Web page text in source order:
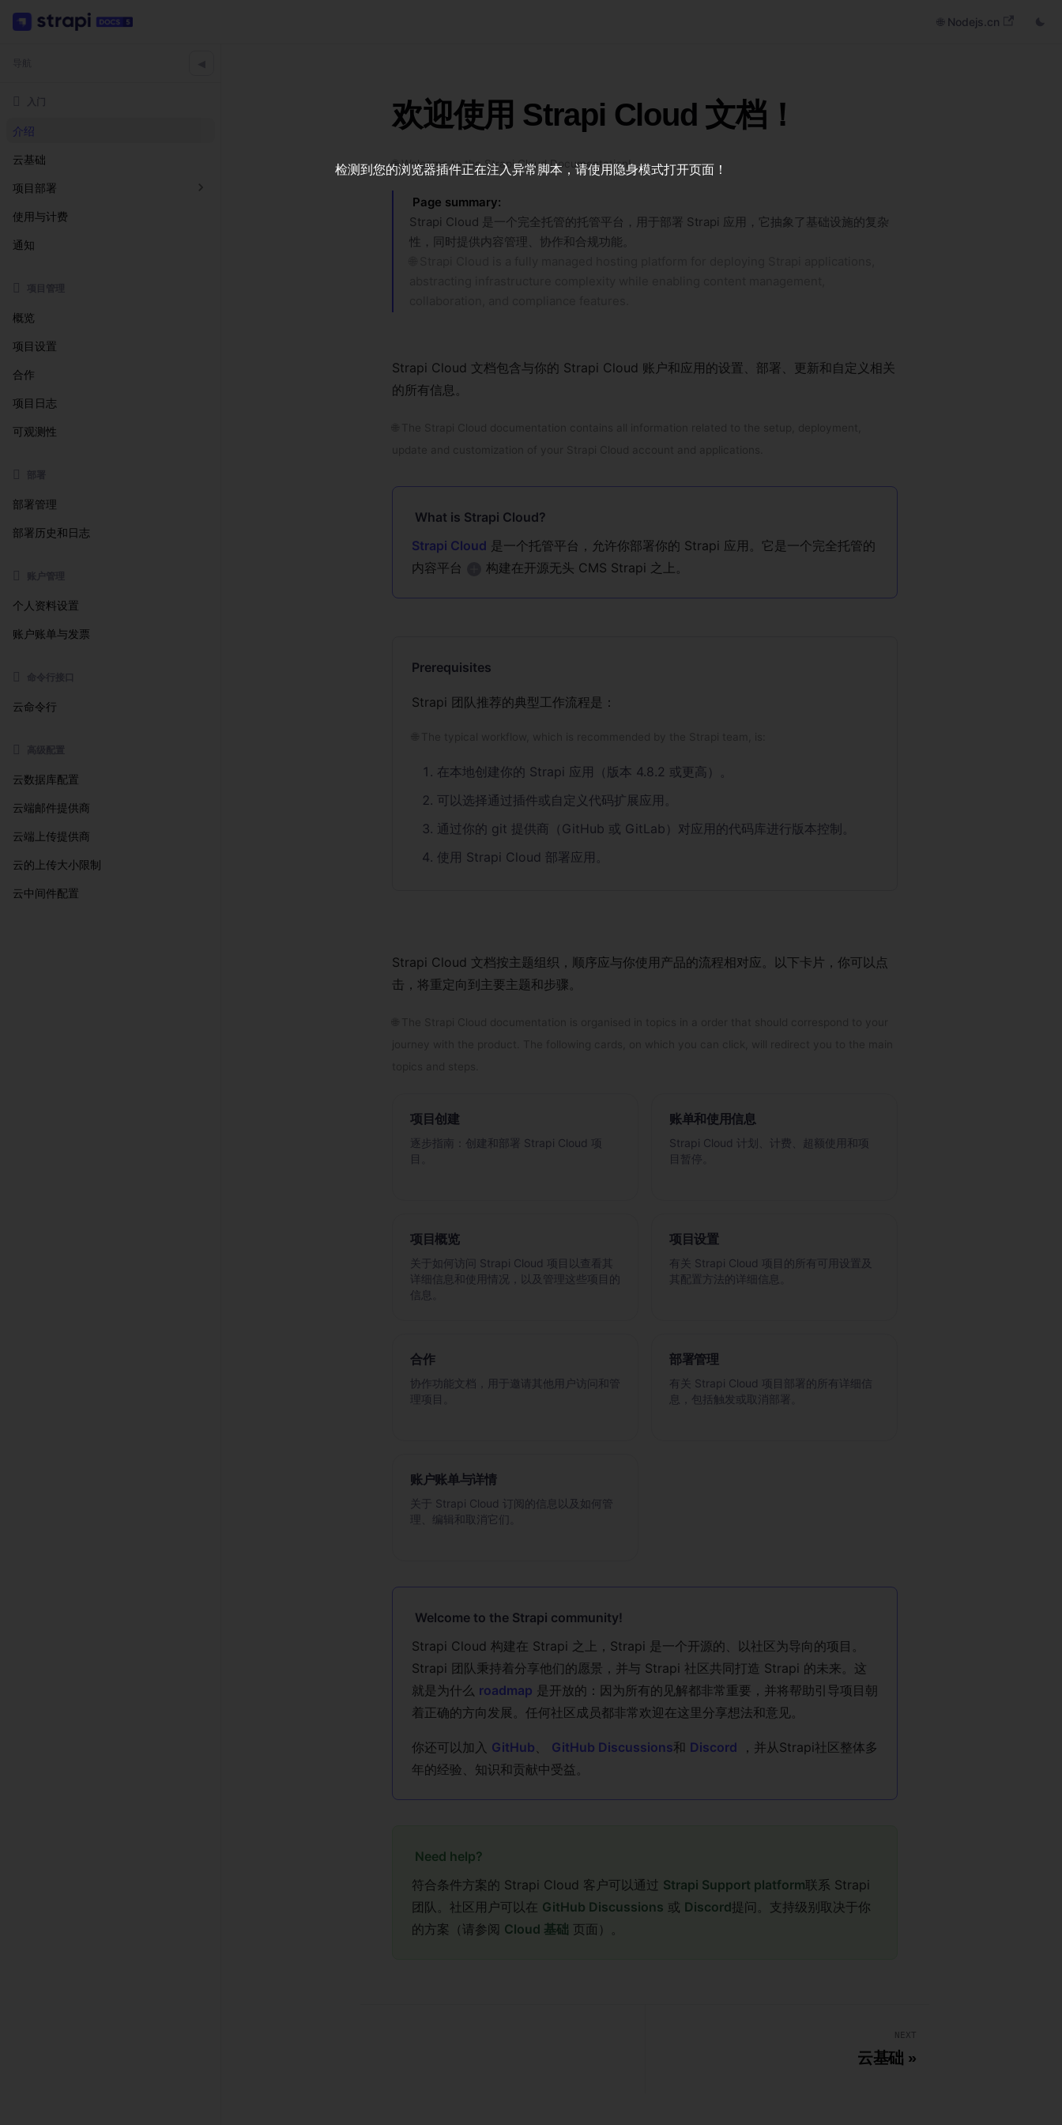
🌐 Nodejs.cn
介绍
云基础
项目部署
使用与计费
通知
概览
项目设置
合作
项目日志
可观测性
部署管理
部署历史和日志
个人资料设置
账户账单与发票
云命令行
云数据库配置
云端邮件提供商
云端上传提供商
云的上传大小限制
云中间件配置
欢迎使用 Strapi Cloud 文档！
🌐 Welcome to the Strapi Cloud Documentation!
Page summary:
Strapi Cloud 是一个完全托管的托管平台，用于部署 Strapi 应用，它抽象了基础设施的复杂
性，同时提供内容管理、协作和合规功能。
Strapi Cloud 文档包含与你的 Strapi Cloud 账户和应用的设置、部署、更新和自定义相关
的所有信息。
What is Strapi Cloud?
Strapi Cloud 是一个托管平台，允许你部署你的 Strapi 应用。它是一个完全托管的
内容平台
构建在开源无头 CMS Strapi 之上。
Prerequisites
Strapi 团队推荐的典型工作流程是：
在本地创建你的 Strapi 应用（版本 4.8.2 或更高）。
可以选择通过插件或自定义代码扩展应用。
通过你的 git 提供商（GitHub 或 GitLab）对应用的代码库进行版本控制。
使用 Strapi Cloud 部署应用。
Strapi Cloud 文档按主题组织，顺序应与你使用产品的流程相对应。以下卡片，你可以点
击，将重定向到主要主题和步骤。
项目创建
逐步指南：创建和部署 Strapi Cloud 项
目。
账单和使用信息
Strapi Cloud 计划、计费、超额使用和项
目暂停。
项目概览
关于如何访问 Strapi Cloud 项目以查看其
详细信息和使用情况，以及管理这些项目的
信息。
项目设置
有关 Strapi Cloud 项目的所有可用设置及
其配置方法的详细信息。
合作
协作功能文档，用于邀请其他用户访问和管
理项目。
部署管理
有关 Strapi Cloud 项目部署的所有详细信
息，包括触发或取消部署。
账户账单与详情
关于 Strapi Cloud 订阅的信息以及如何管
理、编辑和取消它们。
Welcome to the Strapi community!
Strapi Cloud 构建在 Strapi 之上，Strapi 是一个开源的、以社区为导向的项目。
Strapi 团队秉持着分享他们的愿景，并与 Strapi 社区共同打造 Strapi 的未来。这
就是为什么 roadmap 是开放的：因为所有的见解都非常重要，并将帮助引导项目朝
着正确的方向发展。任何社区成员都非常欢迎在这里分享想法和意见。
你还可以加入 GitHub、 GitHub Discussions和 Discord ，并从Strapi社区整体多
年的经验、知识和贡献中受益。
Need help?
符合条件方案的 Strapi Cloud 客户可以通过 Strapi Support platform联系 Strapi
团队。社区用户可以在 GitHub Discussions 或 Discord提问。支持级别取决于你
的方案（请参阅 Cloud 基础 页面）。
NEXT
云基础
检测到您的浏览器插件正在注入异常脚本，请使用隐身模式打开页面！